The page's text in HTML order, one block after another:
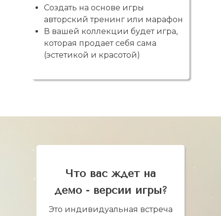
Создать на основе игры
авторский тренинг или марафон
В вашей коллекции будет игра,
которая продает себя сама
(эстетикой и красотой)
Что вас ждет на
демо - версии игры?
Это индивидуальная встреча